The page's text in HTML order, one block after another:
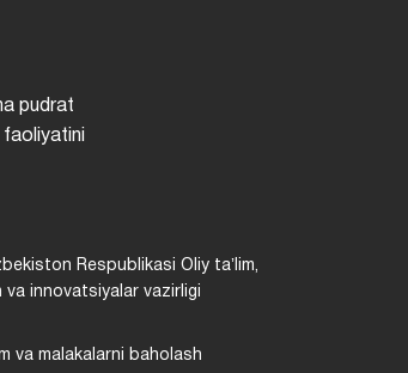
pudrat
Respublikasi Oliy taʼlim,
va innovatsiyalar vazirligi
va malakalarni baholash